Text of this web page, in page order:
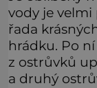
vody je velmi
řada
hrádku. Po
z ostrůvků
a druhý